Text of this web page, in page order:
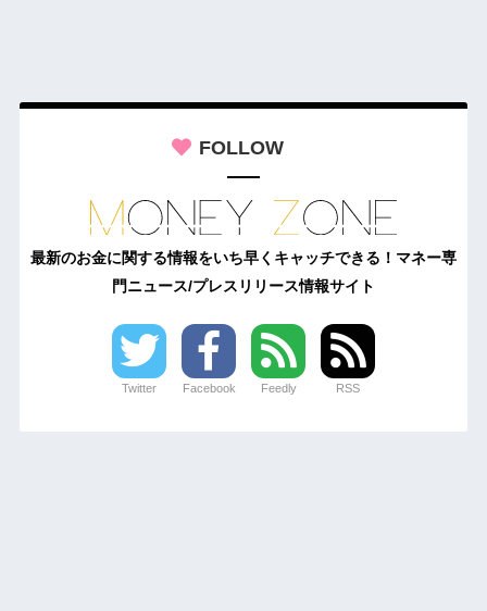
FOLLOW
最新のお金に関する情報をいち早くキャッチできる！マネー専
門ニュース/プレスリリース情報サイト
Twitter Facebook Feedly RSS